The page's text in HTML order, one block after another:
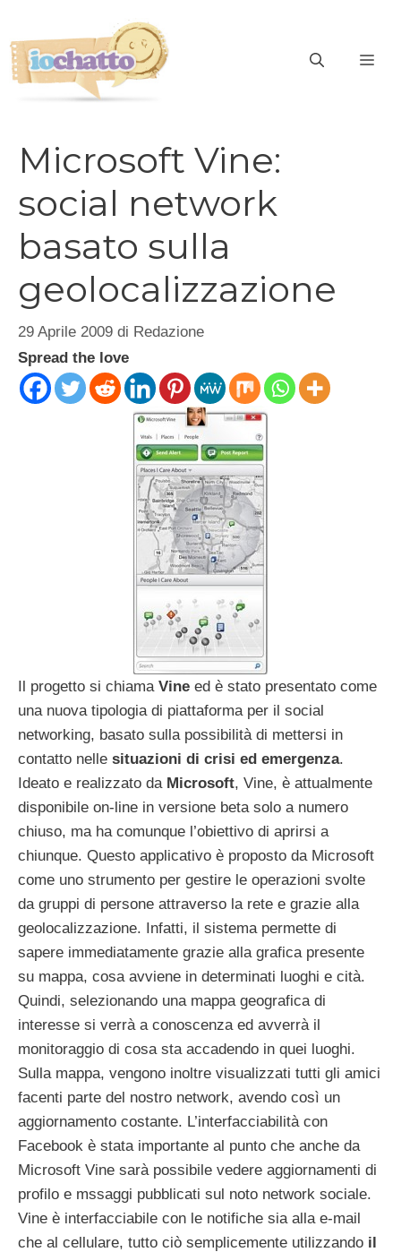
contenuto
Microsoft Vine:
social network
basato sulla
geolocalizzazione
29 Aprile 2009 di Redazione
Spread the love
Il progetto si chiama Vine ed è stato presentato come
una nuova tipologia di piattaforma per il social
networking, basato sulla possibilità di mettersi in
contatto nelle situazioni di crisi ed emergenza.
Ideato e realizzato da Microsoft, Vine, è attualmente
disponibile on-line in versione beta solo a numero
chiuso, ma ha comunque l’obiettivo di aprirsi a
chiunque. Questo applicativo è proposto da Microsoft
come uno strumento per gestire le operazioni svolte
da gruppi di persone attraverso la rete e grazie alla
geolocalizzazione. Infatti, il sistema permette di
sapere immediatamente grazie alla grafica presente
su mappa, cosa avviene in determinati luoghi e cità.
Quindi, selezionando una mappa geografica di
interesse si verrà a conoscenza ed avverrà il
monitoraggio di cosa sta accadendo in quei luoghi.
Sulla mappa, vengono inoltre visualizzati tutti gli amici
facenti parte del nostro network, avendo così un
aggiornamento costante. L’interfacciabilità con
Facebook è stata importante al punto che anche da
Microsoft Vine sarà possibile vedere aggiornamenti di
profilo e mssaggi pubblicati sul noto network sociale.
Vine è interfacciabile con le notifiche sia alla e-mail
che al cellulare, tutto ciò semplicemente utilizzando il